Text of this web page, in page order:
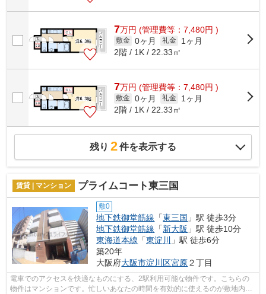
7万円 (管理費等：7,480円 )
敷金 0ヶ月 礼金
1ヶ月
2階 / 1K / 22.33㎡
7万円 (管理費等：7,480円 )
敷金 0ヶ月 礼金
1ヶ月
2階 / 1K / 22.33㎡
残り 2件を表示する
賃貸 | マンション プライムコート東三国
敷0
地下鉄御堂筋線 「東三国 」駅 徒歩3分
地下鉄御堂筋線 「新大阪 」駅 徒歩10分
東海道本線 「東淀川
」駅 徒歩6分
築20年
大阪府大阪市淀川区宮原２丁目
電車でのアクセスを快適なものにする、2駅利用可能な物件です。こちらの
物件はマンションです。忙しいあなたの時間を有効的に使えるのが敷地内ご